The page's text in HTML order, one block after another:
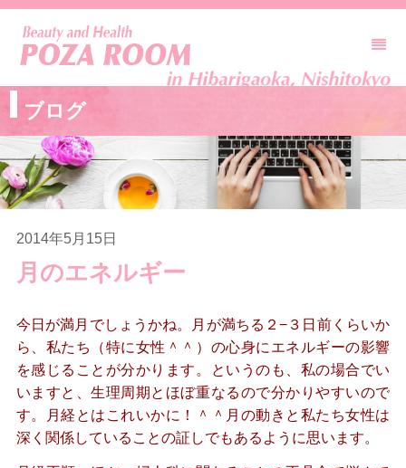
ブログ
2014年5月15日
月のエネルギー
今日が満月でしょうかね。月が満ちる２−３日前くらいか
ら、私たち（特に女性＾＾）の心身にエネルギーの影響
を感じることが分かります。というのも、私の場合でい
いますと、生理周期とほぼ重なるので分かりやすいので
す。月経とはこれいかに！＾＾月の動きと私たち女性は
深く関係していることの証しでもあるように思います。